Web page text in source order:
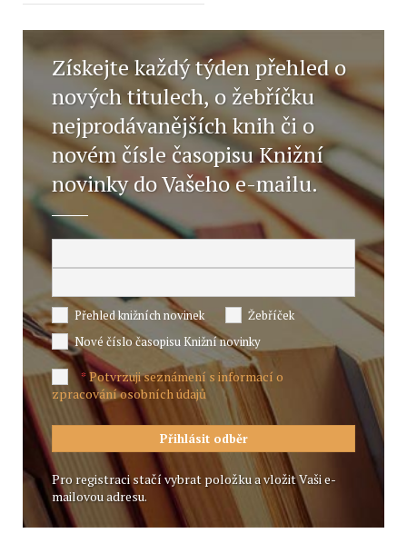
Získejte každý týden přehled o
nových titulech, o žebříčku
nejprodávanějších knih či o
novém čísle časopisu Knižní
novinky do Vašeho e-mailu.
Přehled knižních novinek
Žebříček
Nové číslo časopisu Knižní novinky
*Potvrzuji seznámení s informací o
zpracování osobních údajů
Pro registraci stačí vybrat položku a vložit Vaši e-
mailovou adresu.